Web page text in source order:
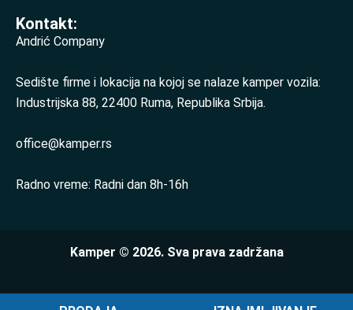
Kontakt:
Andrić Company
Sedište firme i lokacija na kojoj se nalaze kamper vozila:
Industrijska 88, 22400 Ruma, Republika Srbija.
office@kamper.rs
Radno vreme: Radni dan 8h-16h
Kamper © 2026. Sva prava zadržana